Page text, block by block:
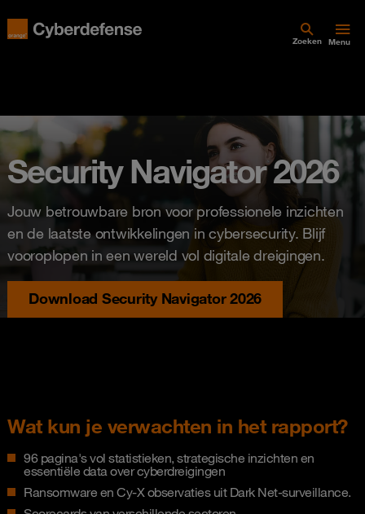
Zoeken Menu
Security Navigator 2026
Jouw betrouwbare bron voor professionele inzichten
en de laatste ontwikkelingen in cybersecurity. Blijf
vooroplopen in een wereld vol digitale dreigingen.
Download Security Navigator 2026
Wat kun je verwachten in het rapport?
96 pagina's vol statistieken, strategische inzichten en
essentiële data over cyberdreigingen
Ransomware en Cy-X observaties uit Dark Net-surveillance.